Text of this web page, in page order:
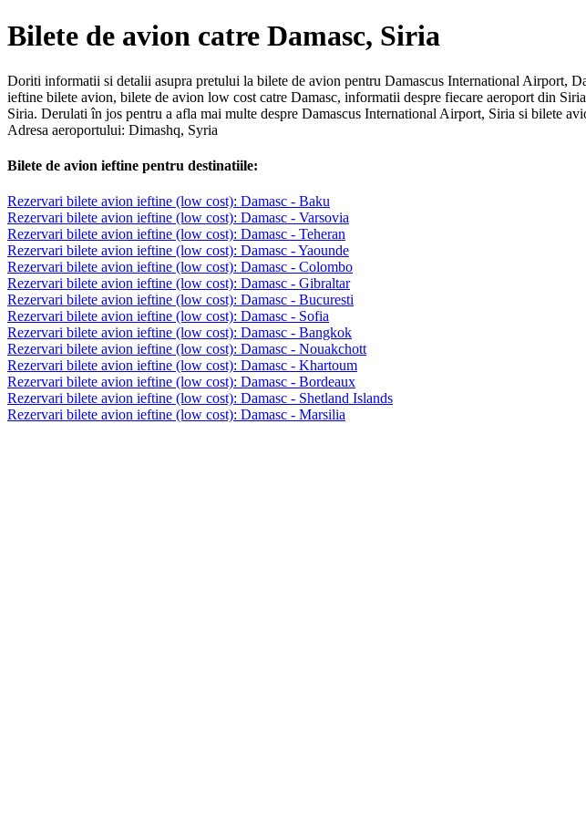
Bilete de avion catre Damasc, Siria
Doriti informatii si detalii asupra pretului la bilete de avion pentru Damascus International Airport,
ieftine bilete avion, bilete de avion low cost catre Damasc, informatii despre fiecare aeroport din
Siria. Derulati în jos pentru a afla mai multe despre Damascus International Airport, Siria si bilete
Adresa aeroportului: Dimashq, Syria
Bilete de avion ieftine pentru destinatiile:
Rezervari bilete avion ieftine (low cost): Damasc - Baku
Rezervari bilete avion ieftine (low cost): Damasc - Varsovia
Rezervari bilete avion ieftine (low cost): Damasc - Teheran
Rezervari bilete avion ieftine (low cost): Damasc - Yaounde
Rezervari bilete avion ieftine (low cost): Damasc - Colombo
Rezervari bilete avion ieftine (low cost): Damasc - Gibraltar
Rezervari bilete avion ieftine (low cost): Damasc - Bucuresti
Rezervari bilete avion ieftine (low cost): Damasc - Sofia
Rezervari bilete avion ieftine (low cost): Damasc - Bangkok
Rezervari bilete avion ieftine (low cost): Damasc - Nouakchott
Rezervari bilete avion ieftine (low cost): Damasc - Khartoum
Rezervari bilete avion ieftine (low cost): Damasc - Bordeaux
Rezervari bilete avion ieftine (low cost): Damasc - Shetland Islands
Rezervari bilete avion ieftine (low cost): Damasc - Marsilia